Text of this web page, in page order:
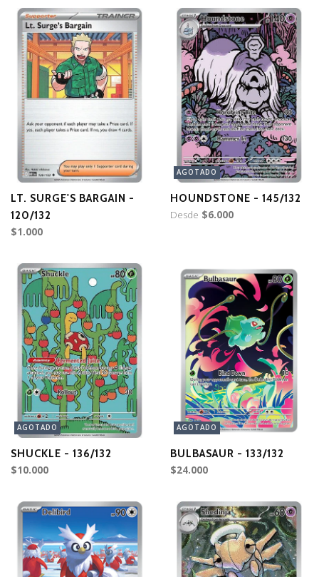
LT. SURGE'S BARGAIN -
120/132
$1.000
AGOTADO
HOUNDSTONE - 145/132
Desde $6.000
AGOTADO
SHUCKLE - 136/132
$10.000
AGOTADO
BULBASAUR - 133/132
$24.000